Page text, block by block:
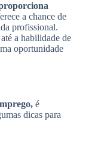
a chance de
profissional.
a habilidade de
oportunidade
é
dicas para